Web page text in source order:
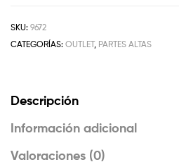
SKU: 9672
CATEGORÍAS: OUTLET, PARTES ALTAS
Descripción
Información adicional
Valoraciones (0)